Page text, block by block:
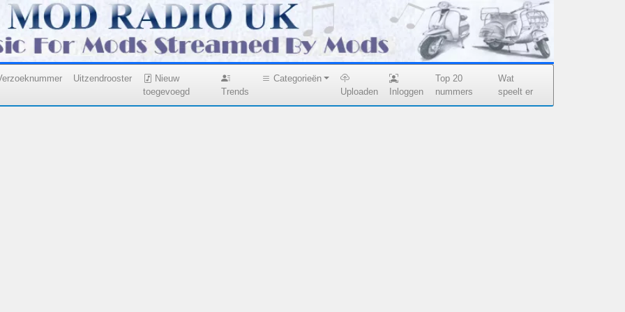
Uitzendrooster
Nieuw
toegevoegd
Trends
Categorieën
Uploaden
Inloggen
Top 20
nummers
Wat
speelt er